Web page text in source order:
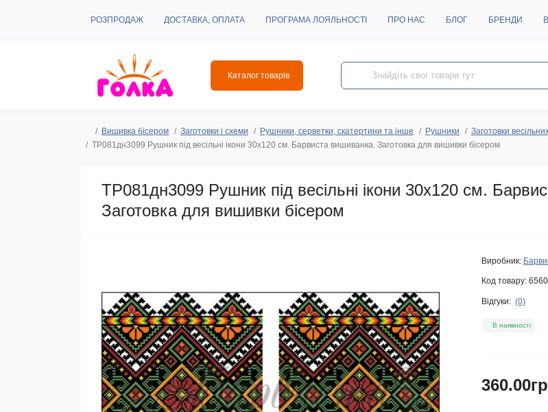
РОЗПРОДАЖ ДОСТАВКА, ОПЛАТА ПРОГРАМА ЛОЯЛЬНОСТІ ПРО НАС БЛОГ БРЕНДИ
Каталог товарів
Вишивка бісером Заготовки і схеми Рушники, серветки, скатертини та інше Рушники
Заготовки
ТР081дн3099 Рушник під весільні ікони 30х120 см. Барвиста вишиванка. Заготовка для вишивки бісером
ТР081дн3099 Рушник під весільні ікони 30х120 см.
Заготовка для вишивки бісером
Виробник:
Код товару:
Відгуки: (0)
В наявності